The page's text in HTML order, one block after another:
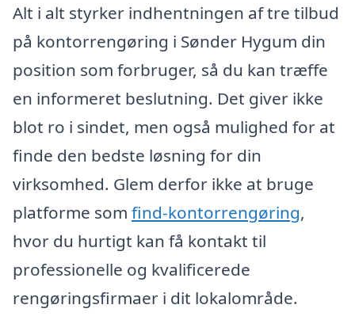
Alt i alt styrker indhentningen af tre tilbud
på kontorrengøring i Sønder Hygum din
position som forbruger, så du kan træffe
en informeret beslutning. Det giver ikke
blot ro i sindet, men også mulighed for at
finde den bedste løsning for din
virksomhed. Glem derfor ikke at bruge
platforme som find-kontorrengøring,
hvor du hurtigt kan få kontakt til
professionelle og kvalificerede
rengøringsfirmaer i dit lokalområde.